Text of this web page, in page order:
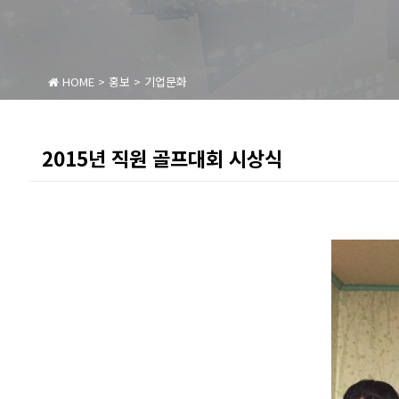
HOME> 홍보 > 기업문화
2015년 직원 골프대회 시상식